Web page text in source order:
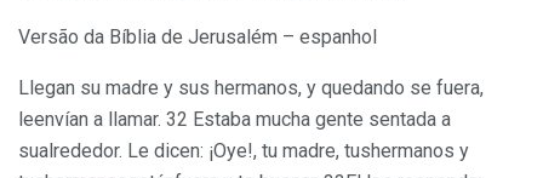
Versão da Bíblia de Jerusalém – espanhol
Llegan su madre y sus hermanos, y quedando se fuera,
leenvían a llamar. 32 Estaba mucha gente sentada a
sualrededor. Le dicen: ¡Oye!, tu madre, tushermanos y